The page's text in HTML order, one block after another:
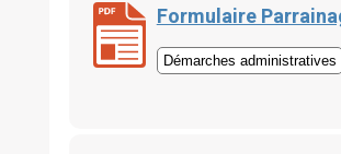
Formulaire
Démarches administratives